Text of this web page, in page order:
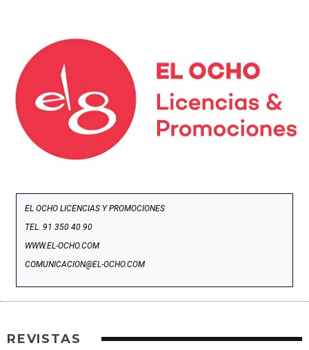
EL OCHO LICENCIAS Y PROMOCIONES
TEL. 91 350 40 90
WWW.EL-OCHO.COM
COMUNICACION@EL-OCHO.COM
REVISTAS